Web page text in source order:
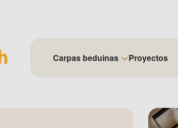
Carpas beduinas Proyectos